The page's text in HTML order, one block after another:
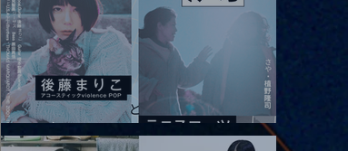
2026.08.10 |【観覧】「巷のmyストーリー/風の憶測1～後藤まりこ
アコースティックviolence POPとテニスコーツ」